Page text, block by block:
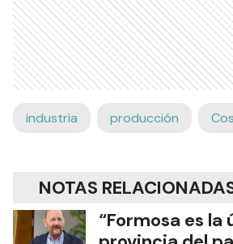
industria producción
NOTAS
“Formosa es la